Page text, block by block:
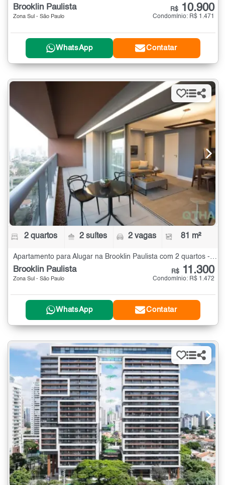
Brooklin Paulista
Zona Sul - São Paulo
R$ 10.900
Condomínio: R$ 1.471
WhatsApp Contatar
2 quartos 2 suítes 2 vagas 81 m²
Brooklin Paulista
Zona Sul - São Paulo
R$ 11.300
Condomínio: R$ 1.472
WhatsApp Contatar